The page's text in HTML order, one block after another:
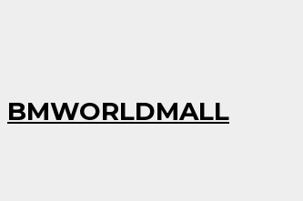
BMWORLDMALL